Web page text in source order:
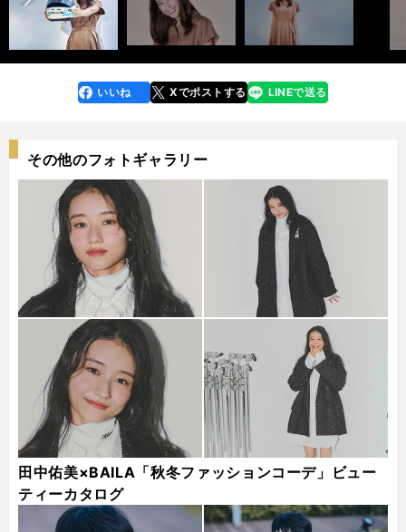
faceboo
k
いいね Xでポストする
line LINEで送る
その他のフォトギャラリー
田中佑美×BAILA「秋冬ファッションコーデ」ビュー
ティーカタログ